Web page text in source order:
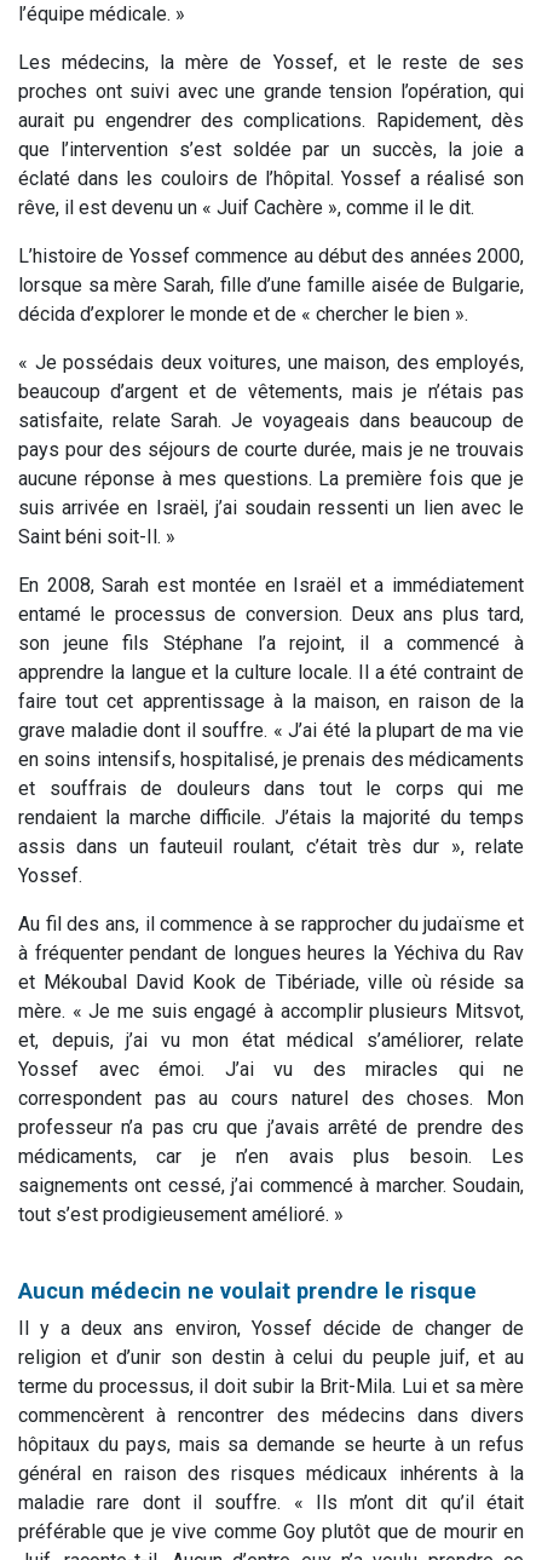
l’équipe médicale. »
Les médecins, la mère de Yossef, et le reste de ses
proches ont suivi avec une grande tension l’opération, qui
aurait pu engendrer des complications. Rapidement, dès
que l’intervention s’est soldée par un succès, la joie a
éclaté dans les couloirs de l’hôpital. Yossef a réalisé son
rêve, il est devenu un « Juif Cachère », comme il le dit.
L’histoire de Yossef commence au début des années 2000,
lorsque sa mère Sarah, fille d’une famille aisée de Bulgarie,
décida d’explorer le monde et de « chercher le bien ».
« Je possédais deux voitures, une maison, des employés,
beaucoup d’argent et de vêtements, mais je n’étais pas
satisfaite, relate Sarah. Je voyageais dans beaucoup de
pays pour des séjours de courte durée, mais je ne trouvais
aucune réponse à mes questions. La première fois que je
suis arrivée en Israël, j’ai soudain ressenti un lien avec le
Saint béni soit-Il. »
En 2008, Sarah est montée en Israël et a immédiatement
entamé le processus de conversion. Deux ans plus tard,
son jeune fils Stéphane l’a rejoint, il a commencé à
apprendre la langue et la culture locale. Il a été contraint de
faire tout cet apprentissage à la maison, en raison de la
grave maladie dont il souffre. « J’ai été la plupart de ma vie
en soins intensifs, hospitalisé, je prenais des médicaments
et souffrais de douleurs dans tout le corps qui me
rendaient la marche difficile. J’étais la majorité du temps
assis dans un fauteuil roulant, c’était très dur », relate
Yossef.
Au fil des ans, il commence à se rapprocher du judaïsme et
à fréquenter pendant de longues heures la Yéchiva du Rav
et Mékoubal David Kook de Tibériade, ville où réside sa
mère. « Je me suis engagé à accomplir plusieurs Mitsvot,
et, depuis, j’ai vu mon état médical s’améliorer, relate
Yossef avec émoi. J’ai vu des miracles qui ne
correspondent pas au cours naturel des choses. Mon
professeur n’a pas cru que j’avais arrêté de prendre des
médicaments, car je n’en avais plus besoin. Les
saignements ont cessé, j’ai commencé à marcher. Soudain,
tout s’est prodigieusement amélioré. »
Aucun médecin ne voulait prendre le risque
Il y a deux ans environ, Yossef décide de changer de
religion et d’unir son destin à celui du peuple juif, et au
terme du processus, il doit subir la Brit-Mila. Lui et sa mère
commencèrent à rencontrer des médecins dans divers
hôpitaux du pays, mais sa demande se heurte à un refus
général en raison des risques médicaux inhérents à la
maladie rare dont il souffre. « Ils m’ont dit qu’il était
préférable que je vive comme Goy plutôt que de mourir en